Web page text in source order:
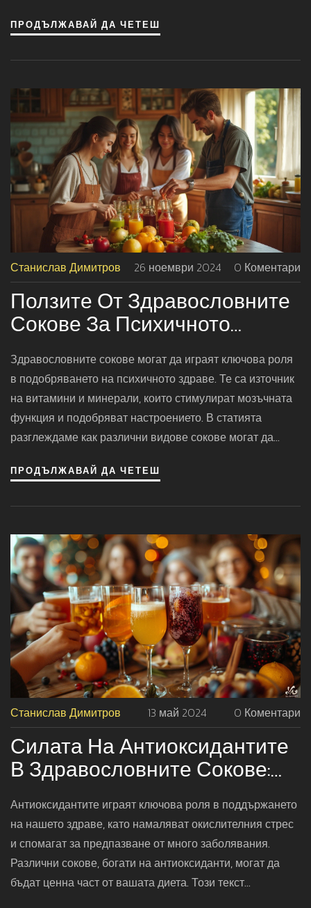
значими промени в ежедневието си за по-
ПРОДЪЛЖАВАЙ ДА ЧЕТЕШ
Станислав Димитров 26 ноември 2024 0 Коментари
Ползите От Здравословните
Сокове За Психичното
Здраве
Здравословните сокове могат да играят ключова роля
в подобряването на психичното здраве. Те са източник
на витамини и минерали, които стимулират мозъчната
функция и подобряват настроението. В статията
разглеждаме как различни видове сокове могат да
включването им в ежедневната рутина. Ще научите и за
психиката. Открийте как тези натурални напитки могат
да внесат баланс в живота ви.
ПРОДЪЛЖАВАЙ ДА ЧЕТЕШ
Станислав Димитров 13 май 2024 0 Коментари
Силата На Антиоксидантите
В Здравословните Сокове:
Как Да Се Възползваме
Напълно
Антиоксидантите играят ключова роля в поддържането
на нашето здраве, като намаляват окислителния стрес
и спомагат за предпазване от много заболявания.
Различни сокове, богати на антиоксиданти, могат да
бъдат ценна част от вашата диета. Този текст